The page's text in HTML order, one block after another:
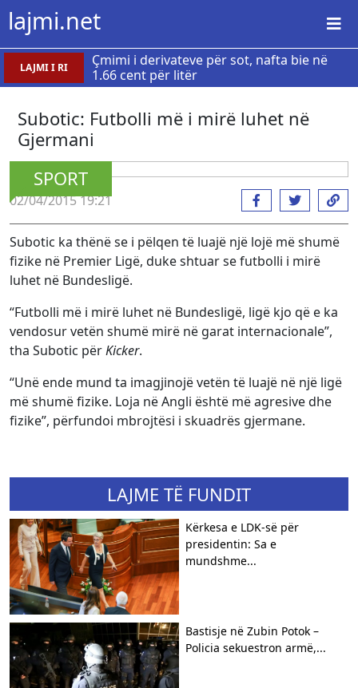
lajmi.net
LAJMI I RI
Çmimi i derivateve për sot, nafta bie në
1.66 cent për litër
Subotic: Futbolli më i mirë luhet në
Gjermani
SPORT
02/04/2015 19:21
Subotic ka thënë se i pëlqen të luajë një lojë më shumë
fizike në Premier Ligë, duke shtuar se futbolli i mirë
luhet në Bundesligë.
“Futbolli më i mirë luhet në Bundesligë, ligë kjo që e ka
vendosur vetën shumë mirë në garat internacionale”,
tha Subotic përKicker.
“Unë ende mund ta imagjinojë vetën të luajë në një ligë
më shumë fizike. Loja në Angli është më agresive dhe
fizike”, përfundoi mbrojtësi i skuadrës gjermane.
LAJME TË FUNDIT
Kërkesa e LDK-së për
presidentin: Sa e
mundshme...
Bastisje në Zubin Potok –
Policia sekuestron armë,...